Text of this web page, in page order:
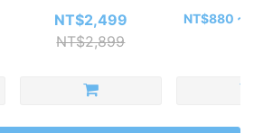
NT$2,499
NT$2,899
NT$880 ~